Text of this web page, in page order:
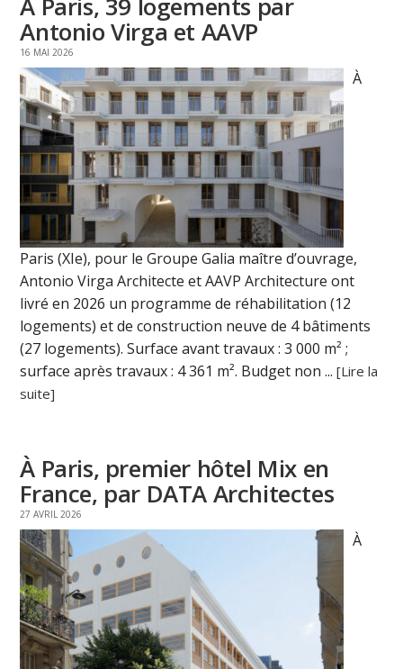
Antonio Virga et AAVP
16 MAI 2026
À
Paris (XIe), pour le Groupe Galia maître d’ouvrage,
Antonio Virga Architecte et AAVP Architecture ont
livré en 2026 un programme de réhabilitation (12
logements) et de construction neuve de 4 bâtiments
(27 logements). Surface avant travaux : 3 000 m² ;
surface après travaux : 4 361 m². Budget non ...[Lire la
suite]
À Paris, premier hôtel Mix en
France, par DATA Architectes
27 AVRIL 2026
À